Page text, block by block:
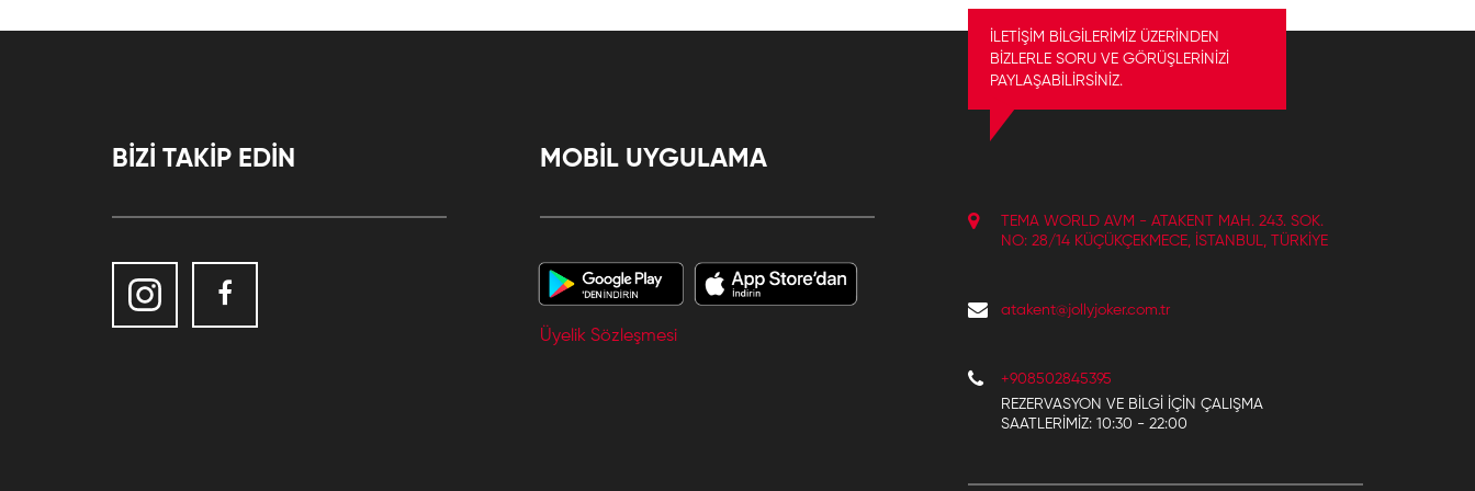
BİZİ TAKİP EDİN MOBİL UYGULAMA
Üyelik Sözleşmesi
İLETİŞİM BİLGİLERİMİZ ÜZERİNDEN
BİZLERLE SORU VE GÖRÜŞLERİNİZİ
PAYLAŞABİLİRSİNİZ.
TEMA WORLD AVM - ATAKENT MAH. 243. SOK.
NO: 28/14 KÜÇÜKÇEKMECE, İSTANBUL, TÜRKIYE
atakent@jollyjoker.com.tr
+908502845395
REZERVASYON VE BILGI IÇIN ÇALIŞMA
SAATLERIMIZ: 10:30 - 22:00